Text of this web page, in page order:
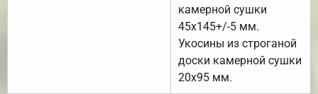
камерной сушки
45х145+/-5 мм.
Укосины из строганой
доски камерной сушки
20х95 мм.